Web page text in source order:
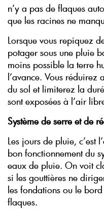
n’y a pas de flaques
que les racines ne
Lorsque vous repiquez
potager sous une pluie
moins possible la terre
l’avance. Vous réduirez
du sol et limiterez la
sont exposées à l’air
Système de serre et de
Les jours de pluie, c’est
bon fonctionnement du
eaux de pluie. On voit
si les gouttières ne
les fondations ou le
flaques.